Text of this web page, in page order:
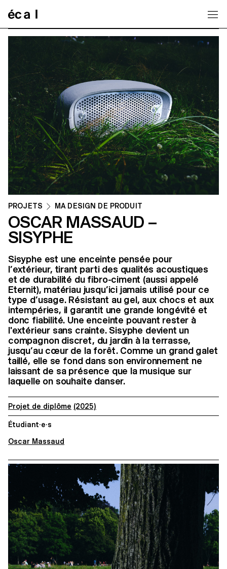
PROJETS MA DESIGN DE PRODUIT
OSCAR MASSAUD –
SISYPHE
Sisyphe est une enceinte pensée pour
l’extérieur, tirant parti des qualités acoustiques
et de durabilité du fibro-ciment (aussi appelé
Eternit), matériau jusqu’ici jamais utilisé pour ce
type d’usage. Résistant au gel, aux chocs et aux
intempéries, il garantit une grande longévité et
donc fiabilité. Une enceinte pouvant rester à
l'extérieur sans crainte. Sisyphe devient un
compagnon discret, du jardin à la terrasse,
jusqu’au cœur de la forêt. Comme un grand galet
taillé, elle se fond dans son environnement ne
laissant de sa présence que la musique sur
laquelle on souhaite danser.
Projet de diplôme (2025)
Étudiant·e·s
Oscar Massaud